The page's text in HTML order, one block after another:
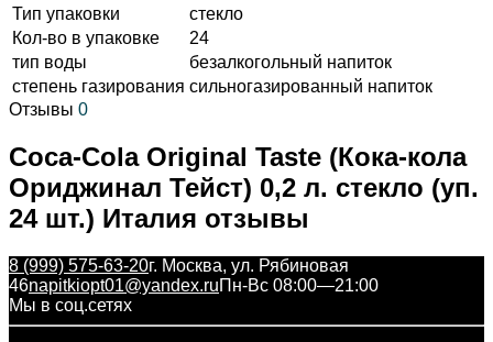
Тип упаковки
стекло
Кол-во в упаковке
24
тип воды
безалкогольный напиток
степень газирования сильногазированный напиток
Отзывы 0
Coca-Cola Original Taste (Кока-кола
Ориджинал Тейст) 0,2 л. стекло (уп.
24 шт.) Италия отзывы
8 (999) 575-63-20г. Москва, ул. Рябиновая
46napitkiopt01@yandex.ruПн-Вс 08:00—21:00
Мы в соц.сетях